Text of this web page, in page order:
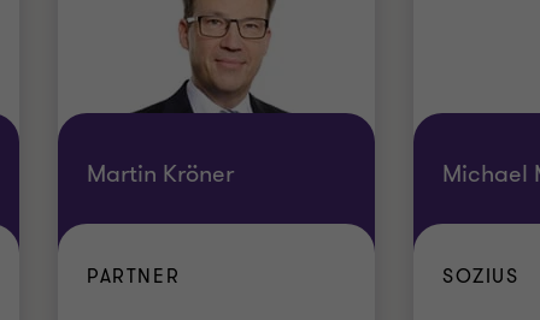
Martin Kröner
PARTNER
Michael
SOZIUS